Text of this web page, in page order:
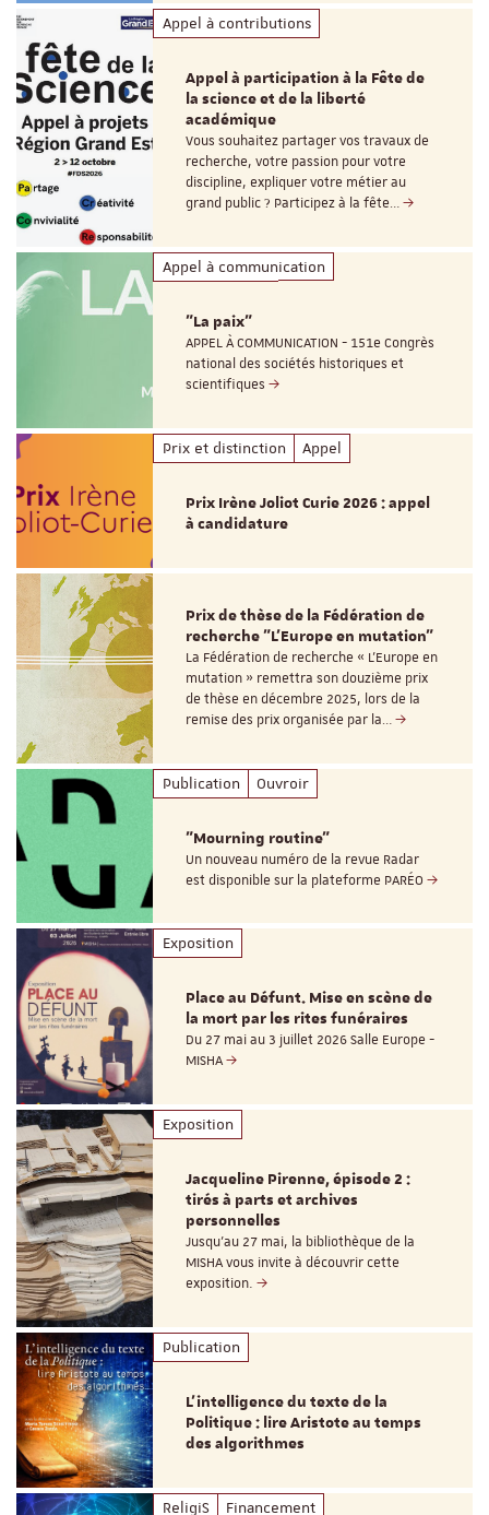
Appel à contributions
Appel à participation à la Fête de
la science et de la liberté
académique
Vous souhaitez partager vos travaux de
recherche, votre passion pour votre
discipline, expliquer votre métier au
grand public ? Participez à la fête…
Appel à communication
"La paix"
APPEL À COMMUNICATION - 151e Congrès
national des sociétés historiques et
scientifiques
Prix et distinction Appel
Prix Irène Joliot Curie 2026 : appel
à candidature
Prix de thèse de la Fédération de
recherche "L’Europe en mutation"
La Fédération de recherche « L’Europe en
mutation » remettra son douzième prix
de thèse en décembre 2025, lors de la
remise des prix organisée par la…
Publication Ouvroir
"Mourning routine"
Un nouveau numéro de la revue Radar
est disponible sur la plateforme PARÉO
Exposition
Place au Défunt. Mise en scène de
la mort par les rites funéraires
Du 27 mai au 3 juillet 2026 Salle Europe -
MISHA
Exposition
Jacqueline Pirenne, épisode 2 :
tirés à parts et archives
personnelles
Jusqu’au 27 mai, la bibliothèque de la
MISHA vous invite à découvrir cette
exposition.
Publication
L’intelligence du texte de la
Politique : lire Aristote au temps
des algorithmes
ReligiS Financement